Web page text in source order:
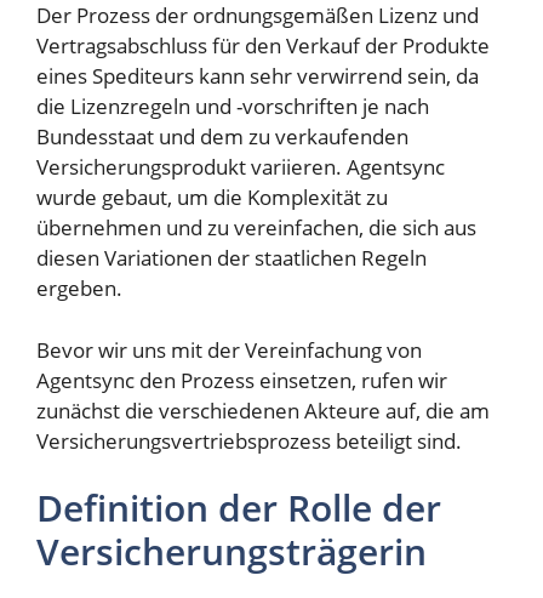
Der Prozess der ordnungsgemäßen Lizenz und
Vertragsabschluss für den Verkauf der Produkte
eines Spediteurs kann sehr verwirrend sein, da
die Lizenzregeln und -vorschriften je nach
Bundesstaat und dem zu verkaufenden
Versicherungsprodukt variieren. Agentsync
wurde gebaut, um die Komplexität zu
übernehmen und zu vereinfachen, die sich aus
diesen Variationen der staatlichen Regeln
ergeben.
Bevor wir uns mit der Vereinfachung von
Agentsync den Prozess einsetzen, rufen wir
zunächst die verschiedenen Akteure auf, die am
Versicherungsvertriebsprozess beteiligt sind.
Definition der Rolle der
Versicherungsträgerin